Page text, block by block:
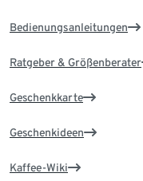
Bedienungsanleitungen
Ratgeber & Größenberater
Geschenkkarte
Geschenkideen
Kaffee-Wiki